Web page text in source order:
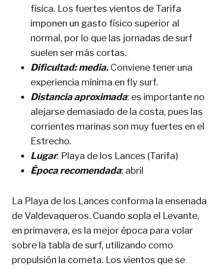
física. Los fuertes vientos de Tarifa
imponen un gasto físico superior al
normal, por lo que las jornadas de surf
suelen ser más cortas.
Dificultad: media. Conviene tener una
experiencia mínima en fly surf.
Distancia aproximada: es importante no
alejarse demasiado de la costa, pues las
corrientes marinas son muy fuertes en el
Estrecho.
Lugar: Playa de los Lances (Tarifa)
Época recomendada: abril
La Playa de los Lances conforma la ensenada
de Valdevaqueros. Cuando sopla el Levante,
en primavera, es la mejor época para volar
sobre la tabla de surf, utilizando como
propulsión la cometa. Los vientos que se